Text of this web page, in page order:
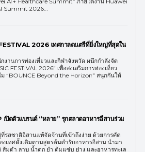
Summit 2026...
2026 เทศกาลดนตรีที่ยิ่งใหญ่ที่สุดใน
งานการท่องเที่ยวและกีฬาจังหวัด ผนึกกำลังจัด
FESTIVAL 2026” เพื่อส่งเสริมการท่องเที่ยว
“BOUNCE Beyond the Horizon” สนุกกันให้
ปิดตัวแบรนด์ “หลาย” รุกตลาดอาหารอีสานร่วม
รสชาติอีสานแท้จัดจ้านที่เข้าถึงง่าย ด้วยการคัด
งเทศดั้งเดิมตามสูตรต้นตำรับอาหารอีสาน นำมา
ส้มตำ ลาบ น้ำตก ยำ ต้มแซ่บ ย่าง และอาหารทะเล